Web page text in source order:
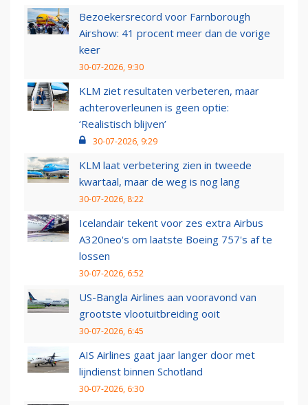
Bezoekersrecord voor Farnborough
Airshow: 41 procent meer dan de vorige
keer
30-07-2026, 9:30
KLM ziet resultaten verbeteren, maar
achteroverleunen is geen optie:
‘Realistisch blijven’
30-07-2026, 9:29
KLM laat verbetering zien in tweede
kwartaal, maar de weg is nog lang
30-07-2026, 8:22
Icelandair tekent voor zes extra Airbus
A320neo's om laatste Boeing 757's af te
lossen
30-07-2026, 6:52
US-Bangla Airlines aan vooravond van
grootste vlootuitbreiding ooit
30-07-2026, 6:45
AIS Airlines gaat jaar langer door met
lijndienst binnen Schotland
30-07-2026, 6:30